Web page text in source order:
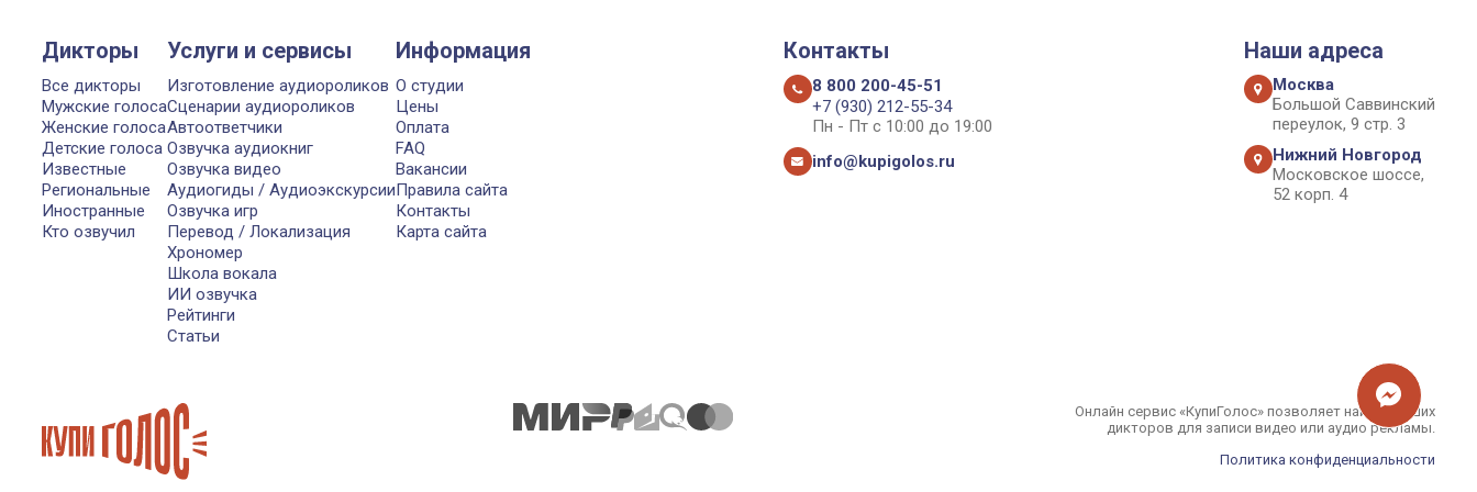
Дикторы
Все дикторы
Мужские голоса
Женские голоса
Детские голоса
Известные
Региональные
Иностранные
Кто озвучил
Услуги и сервисы
Изготовление аудиороликов
Сценарии аудиороликов
Автоответчики
Озвучка аудиокниг
Озвучка видео
Аудиогиды / Аудиоэкскурсии
Озвучка игр
Перевод / Локализация
Хрономер
Школа вокала
ИИ озвучка
Рейтинги
Статьи
Информация
О студии
Цены
Оплата
FAQ
Вакансии
Правила сайта
Контакты
Карта сайта
Контакты
8 800 200-45-51
+7 (930) 212-55-34
Пн - Пт с 10:00 до 19:00
info@kupigolos.ru
Наши адреса
Москва
Большой Саввинский
переулок, 9 стр. 3
Нижний Новгород
Московское шоссе,
52 корп. 4
Онлайн сервис «КупиГолос» позволяет найти лучших
дикторов для записи видео или аудио рекламы.
Политика конфиденциальности